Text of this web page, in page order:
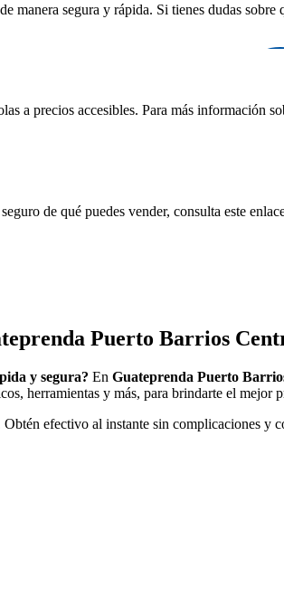
manera segura y rápida. Si tienes dudas
a precios accesibles. Para más información
de qué puedes vender, consulta este
Puerto Barrios
y segura? En Guateprenda Puerto
herramientas y más, para brindarte el mejor
efectivo al instante sin complicaciones y